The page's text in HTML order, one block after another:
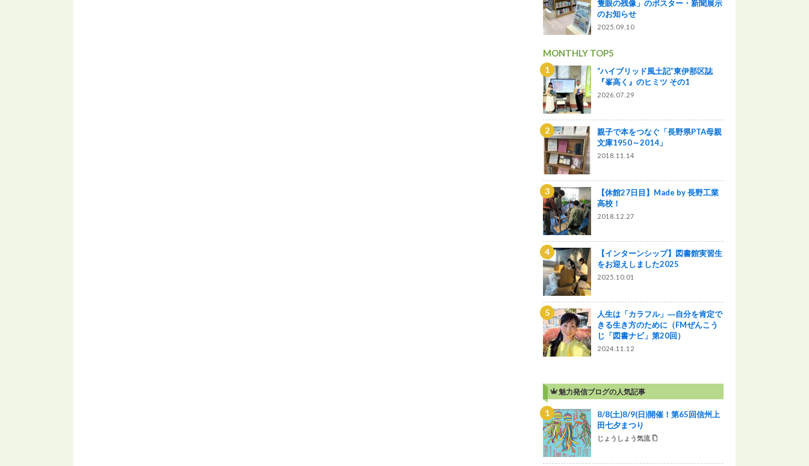
隻眼の残像」のポスター・新聞展示
のお知らせ
2025.09.10
MONTHLY TOP5
“ハイブリッド風土記”東伊那区誌
『峯高く』のヒミツ その1
2026.07.29
親子で本をつなぐ「長野県PTA母親
文庫1950～2014」
2018.11.14
【休館27日目】Made by 長野工業
高校！
2018.12.27
【インターンシップ】図書館実習生
をお迎えしました2025
2025.10.01
人生は「カラフル」―自分を肯定で
きる生き方のために（FMぜんこう
じ「図書ナビ」第20回）
2024.11.12
魅力発信ブログの人気記事
8/8(土)8/9(日)開催！第65回信州上
田七夕まつり
じょうしょう気流